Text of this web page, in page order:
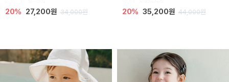
20% 27,200원 34,000원 20% 35,200원 44,000원